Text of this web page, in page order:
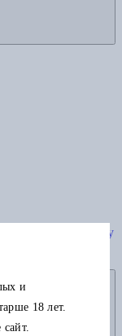
вши в детском саду
и
18 лет.